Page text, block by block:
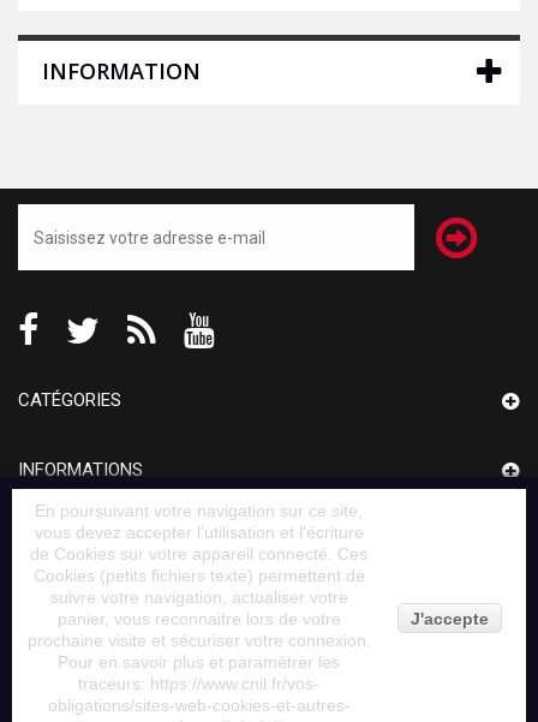
INFORMATION
CATÉGORIES
INFORMATIONS
MON COMPTE
INFORMATIONS SUR VOTRE BOUTIQUE
En poursuivant votre navigation sur ce site,
vous devez accepter l’utilisation et l'écriture
de Cookies sur votre appareil connecté. Ces
Cookies (petits fichiers texte) permettent de
suivre votre navigation, actualiser votre
panier, vous reconnaitre lors de votre
prochaine visite et sécuriser votre connexion.
Pour en savoir plus et paramétrer les
traceurs: https://www.cnil.fr/vos-
obligations/sites-web-cookies-et-autres-
J'accepte